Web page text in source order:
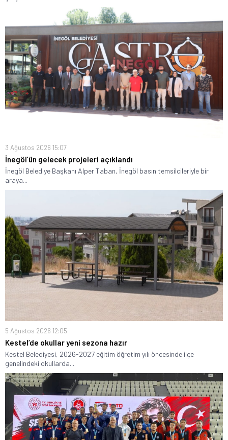
3 Ağustos 2026 15:07
İnegöl’ün gelecek projeleri açıklandı
İnegöl Belediye Başkanı Alper Taban, İnegöl basın temsilcileriyle bir
araya...
5 Ağustos 2026 12:05
Kestel’de okullar yeni sezona hazır
Kestel Belediyesi, 2026-2027 eğitim öğretim yılı öncesinde ilçe
genelindeki okullarda...